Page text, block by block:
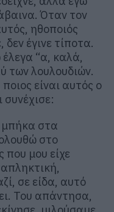
Όταν τον
ηθοποιός
δεν έγινε τίποτα.
“α, καλά,
των λουλουδιών.
είναι αυτός ο
συνέχισε:
μπήκα στα
στο
μου είχε
σε είδα, αυτό
Του απάντησα,